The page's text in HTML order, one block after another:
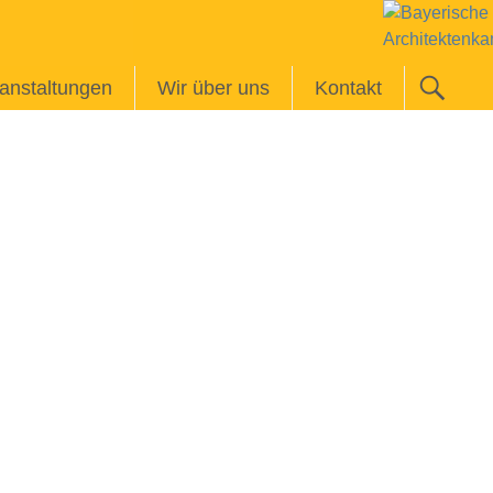
Wir über uns Kontakt